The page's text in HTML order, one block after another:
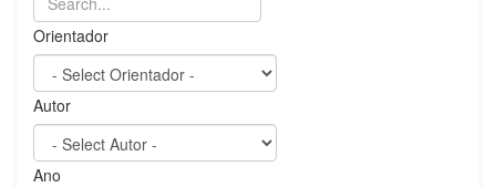
Orientador
Autor
Ano